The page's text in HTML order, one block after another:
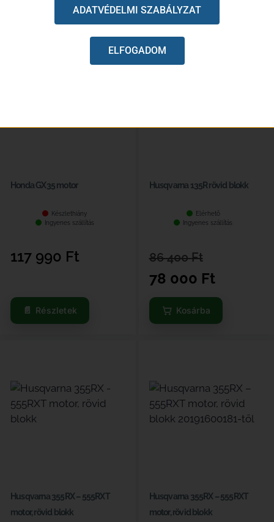
Honda GX35 motor
Készlethiány
Ingyenes szállítás
117 990 Ft
Részletek
Husqvarna 135R rövid blokk
Elérhető
Ingyenes szállítás
86 400Ft
78 000 Ft
Kosárba
Husqvarna 355RX – 555RXT
motor, rövid blokk
Husqvarna 355RX – 555RXT
motor, rövid blokk
ADATVÉDELMI SZABÁLYZAT
ELFOGADOM